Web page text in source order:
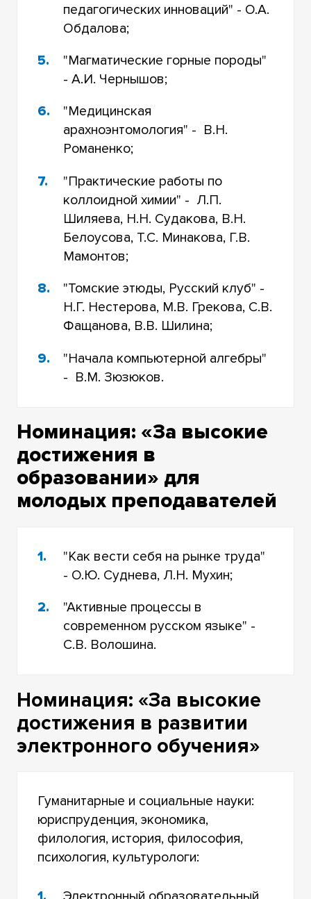
педагогических инноваций" - О.А.
Обдалова;
"Магматические горные породы"
- А.И. Чернышов;
"Медицинская
арахноэнтомология" - В.Н.
Романенко;
"Практические работы по
коллоидной химии" - Л.П.
Шиляева, Н.Н. Судакова, В.Н.
Белоусова, Т.С. Минакова, Г.В.
Мамонтов;
"Томские этюды, Русский клуб" -
Н.Г. Нестерова, М.В. Грекова, С.В.
Фащанова, В.В. Шилина;
"Начала компьютерной алгебры"
- В.М. Зюзюков.
Номинация: «За высокие
достижения в
образовании» для
молодых преподавателей
"Как вести себя на рынке труда"
- О.Ю. Суднева, Л.Н. Мухин;
"Активные процессы в
современном русском языке" -
С.В. Волошина.
Номинация: «За высокие
достижения в развитии
электронного обучения»
Гуманитарные и социальные науки:
юриспруденция, экономика,
филология, история, философия,
психология, культурологи: